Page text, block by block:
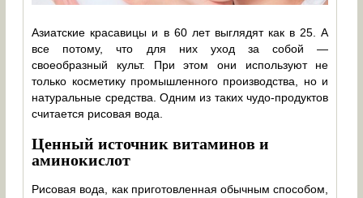
Азиатские красавицы и в 60 лет выглядят как в 25. А
все потому, что для них уход за собой —
своеобразный культ. При этом они используют не
только косметику промышленного производства, но и
натуральные средства. Одним из таких чудо-продуктов
считается рисовая вода.
Ценный источник витаминов и
аминокислот
Рисовая вода, как приготовленная обычным способом,